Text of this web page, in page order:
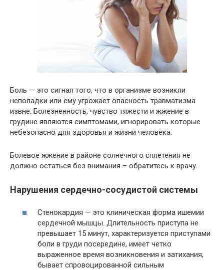
Боль — это сигнал того, что в организме возникли
неполадки или ему угрожает опасность травматизма
извне. Болезненность, чувство тяжести и жжение в
грудине являются симптомами, игнорировать которые
небезопасно для здоровья и жизни человека.
Болевое жжение в районе солнечного сплетения не
должно остаться без внимания – обратитесь к врачу.
Нарушения сердечно-сосудистой системы
Стенокардия — это клиническая форма ишемии
сердечной мышцы. Длительность приступа не
превышает 15 минут, характеризуется приступами
боли в груди посередине, имеет четко
выраженное время возникновения и затихания,
бывает спровоцированной сильным